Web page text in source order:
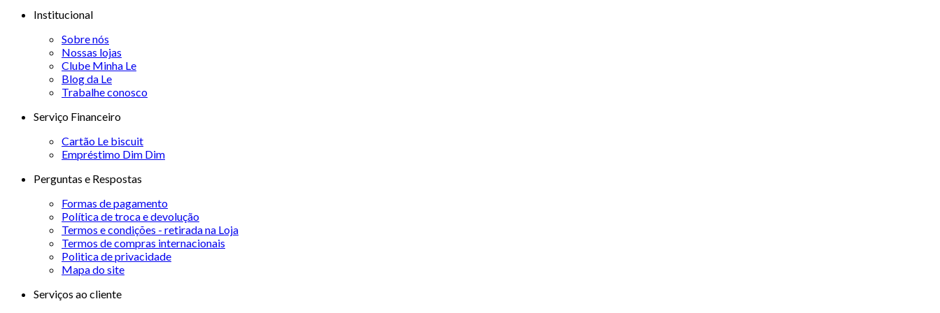
Institucional
Sobre nós
Nossas lojas
Clube Minha Le
Blog da Le
Trabalhe conosco
Serviço Financeiro
Cartão Le biscuit
Empréstimo Dim Dim
Perguntas e Respostas
Formas de pagamento
Política de troca e devolução
Termos e condições - retirada na Loja
Termos de compras internacionais
Politica de privacidade
Mapa do site
Serviços ao cliente